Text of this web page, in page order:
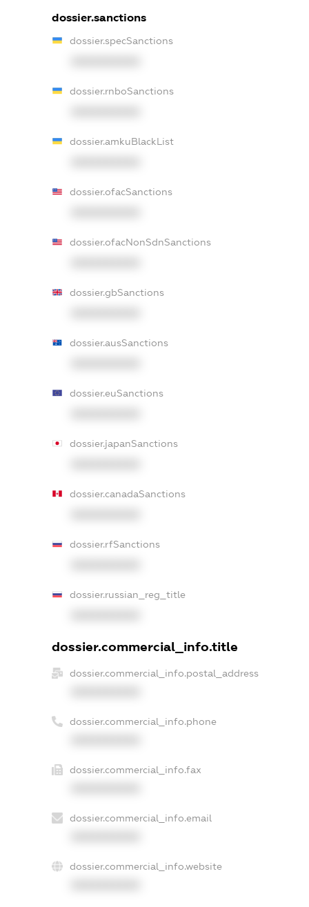
dossier.sanctions
dossier.specSanctions
dossier.rnboSanctions
dossier.amkuBlackList
dossier.ofacSanctions
dossier.ofacNonSdnSanctions
dossier.gbSanctions
dossier.ausSanctions
dossier.euSanctions
dossier.japanSanctions
dossier.canadaSanctions
dossier.rfSanctions
dossier.russian_reg_title
dossier.commercial_info.title
dossier.commercial_info.postal_address
dossier.commercial_info.phone
dossier.commercial_info.fax
dossier.commercial_info.email
dossier.commercial_info.website